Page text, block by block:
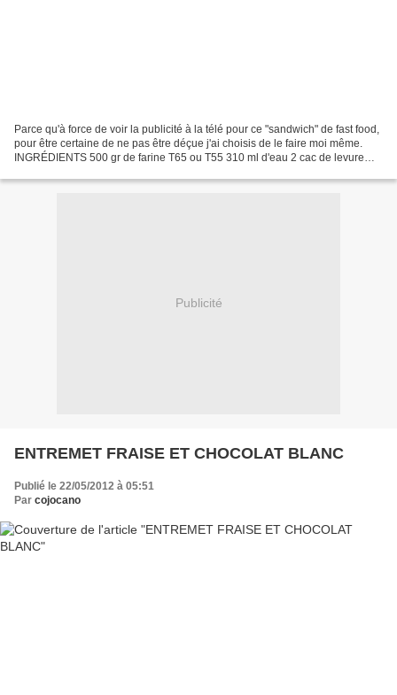
Parce qu'à force de voir la publicité à la télé pour ce "sandwich" de fast food,
pour être certaine de ne pas être déçue j'ai choisis de le faire moi même.
INGRÉDIENTS 500 gr de farine T65 ou T55 310 ml d'eau 2 cac de levure
Publicité
ENTREMET FRAISE ET CHOCOLAT BLANC
Publié le 22/05/2012 à 05:51
Par cojocano